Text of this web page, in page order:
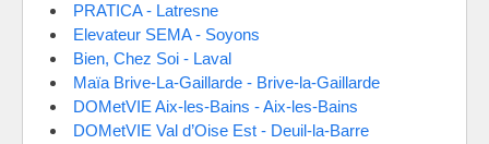
PRATICA - Latresne
Elevateur SEMA - Soyons
Bien, Chez Soi - Laval
Maïa Brive-La-Gaillarde - Brive-la-Gaillarde
DOMetVIE Aix-les-Bains - Aix-les-Bains
DOMetVIE Val d’Oise Est - Deuil-la-Barre